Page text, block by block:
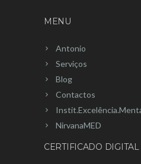
MENU
Antonio
Serviços
Blog
Contactos
NirvanaMED
CERTIFICADO DIGITAL